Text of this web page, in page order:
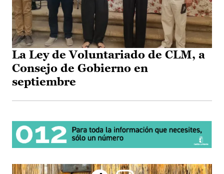
La Ley de Voluntariado de CLM, a
Consejo de Gobierno en
septiembre